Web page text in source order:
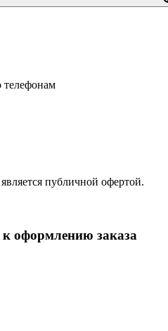
публичной офертой.
оформлению заказа